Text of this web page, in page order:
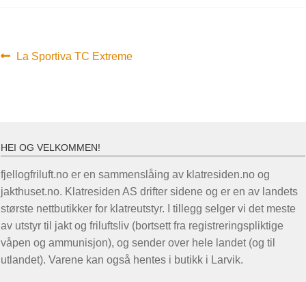
Innleggsnavigasjon
Forrige
La Sportiva TC Extreme
HEI OG VELKOMMEN!
fjellogfriluft.no er en sammenslåing av klatresiden.no og
jakthuset.no. Klatresiden AS drifter sidene og er en av landets
største nettbutikker for klatreutstyr. I tillegg selger vi det meste
av utstyr til jakt og friluftsliv (bortsett fra registreringspliktige
våpen og ammunisjon), og sender over hele landet (og til
utlandet). Varene kan også hentes i butikk i Larvik.